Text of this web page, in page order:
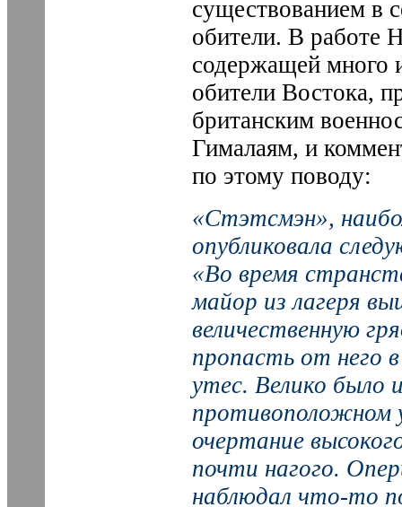
существованием в
обители. В работе
содержащей много
обители Востока,
британским
Гималаям, и
по этому поводу:
«Стэтсмэн»,
опубликовала
«Во время
майор из лагеря
величественную
пропасть от него
утес. Велико было
противоположном
очертание
почти нагого.
наблюдал что-то